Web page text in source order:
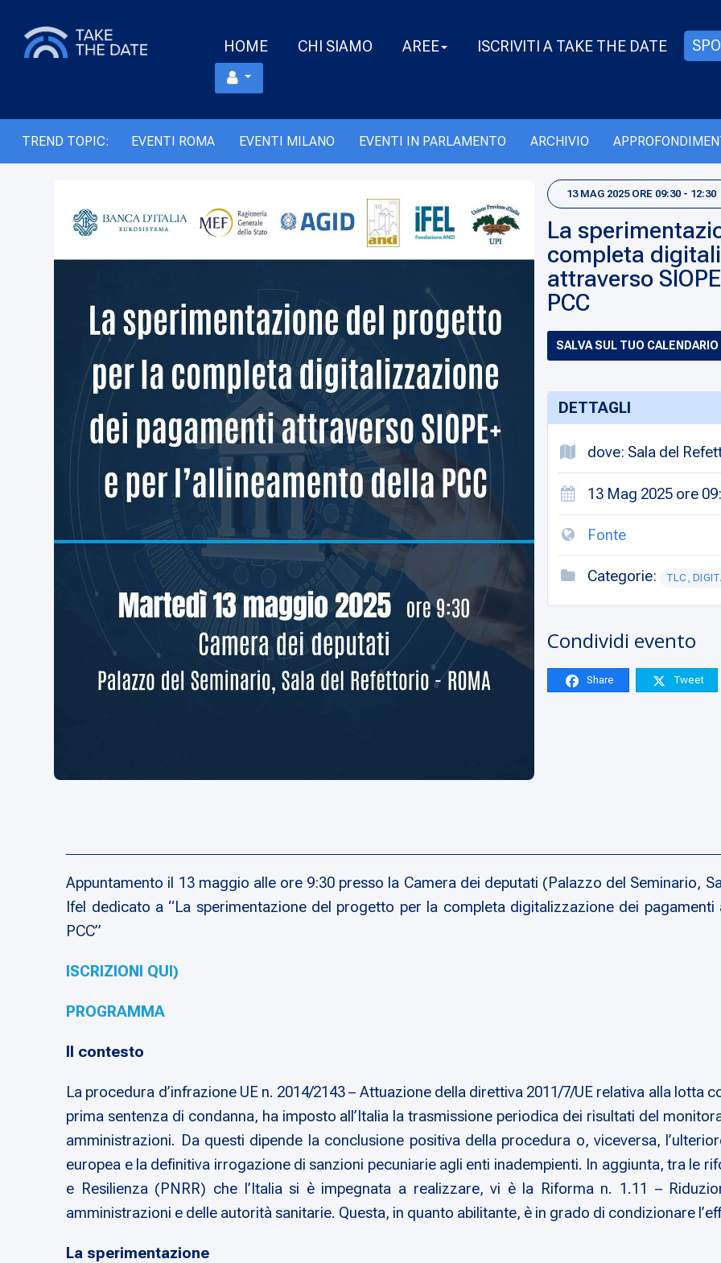
HOME CHI SIAMO AREE ISCRIVITI A TAKE THE DATE
TREND TOPIC: EVENTI ROMA EVENTI MILANO EVENTI IN PARLAMENTO ARCHIVIO
13 MAG 2025 ORE 09:30 - 12:30
La
completa
attraverso
PCC
SALVA SUL TUO CALENDARIO
DETTAGLI
dove: Sala del
13 Mag 2025 ore
Fonte
Categorie: TLC,
Condividi evento
Share Tweet
Appuntamento il 13 maggio alle ore 9:30 presso la Camera dei deputati (Palazzo del Seminario,
Ifel dedicato a “La sperimentazione del progetto per la completa digitalizzazione dei pagamenti
PCC”
ISCRIZIONI QUI)
PROGRAMMA
Il contesto
La procedura d’infrazione UE n. 2014/2143 – Attuazione della direttiva 2011/7/UE relativa alla lotta
prima sentenza di condanna, ha imposto all’Italia la trasmissione periodica dei risultati del
amministrazioni. Da questi dipende la conclusione positiva della procedura o, viceversa,
europea e la definitiva irrogazione di sanzioni pecuniarie agli enti inadempienti. In aggiunta, tra le
e Resilienza (PNRR) che l’Italia si è impegnata a realizzare, vi è la Riforma n. 1.11 –
amministrazioni e delle autorità sanitarie. Questa, in quanto abilitante, è in grado di condizionare
La sperimentazione